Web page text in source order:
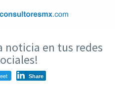
noticia en tus redes
Share